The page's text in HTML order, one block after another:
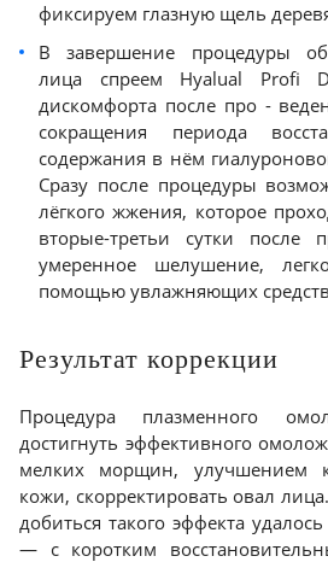
фиксируем глазную щель
В завершение процедуры
лица спреем Hyalual Profi
дискомфорта после про -
сокращения периода
содержания в нём
Сразу после процедуры
лёгкого жжения, которое
вторые-третьи сутки после
умеренное шелушение,
помощью увлажняющих
Результат коррекции
Процедура плазменного
достигнуть эффективного
мелких морщин, улучшением
кожи, скорректировать овал
добиться такого эффекта
— с коротким